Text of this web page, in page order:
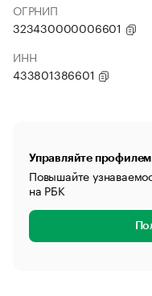
ОГРНИП
323430000006601
ИНН
433801386601
Управляйте
Повышайте
на РБК